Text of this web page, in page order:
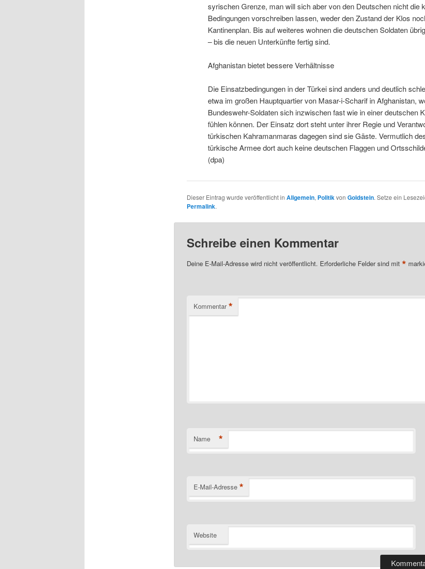
syrischen Grenze, man will sich aber von den Deutschen nicht die
Bedingungen vorschreiben lassen, weder den Zustand der Klos
Kantinenplan. Bis auf weiteres wohnen die deutschen Soldaten
– bis die neuen Unterkünfte fertig sind.
Afghanistan bietet bessere Verhältnisse
Die Einsatzbedingungen in der Türkei sind anders und deutlich
etwa im großen Hauptquartier von Masar-i-Scharif in Afghanistan,
Bundeswehr-Soldaten sich inzwischen fast wie in einer deutschen
fühlen können. Der Einsatz dort steht unter ihrer Regie und
türkischen Kahramanmaras dagegen sind sie Gäste. Vermutlich
türkische Armee dort auch keine deutschen Flaggen und
(dpa)
Dieser Eintrag wurde veröffentlicht in Allgemein, Politikvon Goldstein. Setze ein
Permalink.
Schreibe einen Kommentar
Deine E-Mail-Adresse wird nicht veröffentlicht. Erforderliche Felder sind mit *
Kommentar *
Name *
E-Mail-Adresse *
Website